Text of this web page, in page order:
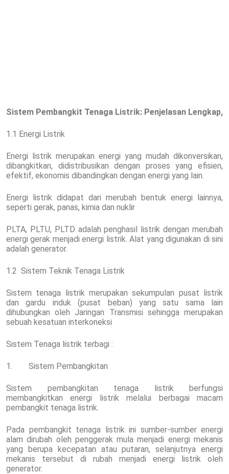
Sistem Pembangkit Tenaga Listrik: Penjelasan Lengkap,
1.1 Energi Listrik
Energi listrik merupakan energi yang mudah dikonversikan,
dibangkitkan, didistribusikan dengan proses yang efisien,
efektif, ekonomis dibandingkan dengan energi yang lain.
Energi listrik didapat dari merubah bentuk energi lainnya,
seperti gerak, panas, kimia dan nuklir
PLTA, PLTU, PLTD adalah penghasil listrik dengan merubah
energi gerak menjadi energi listrik. Alat yang digunakan di sini
adalah generator.
1.2 Sistem Teknik Tenaga Listrik
Sistem tenaga listrik merupakan sekumpulan pusat listrik
dan gardu induk (pusat beban) yang satu sama lain
dihubungkan oleh Jaringan Transmisi sehingga merupakan
sebuah kesatuan interkoneksi
Sistem Tenaga listrik terbagi :
1. Sistem Pembangkitan
Sistem pembangkitan tenaga listrik berfungsi
membangkitkan energi listrik melalui berbagai macam
pembangkit tenaga listrik.
Pada pembangkit tenaga listrik ini sumber-sumber energi
alam dirubah oleh penggerak mula menjadi energi mekanis
yang berupa kecepatan atau putaran, selanjutnya energi
mekanis tersebut di rubah menjadi energi listrik oleh
generator.